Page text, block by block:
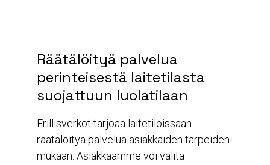
Räätälöityä palvelua
perinteisestä laitetilasta
suojattuun luolatilaan
Erillisverkot tarjoaa laitetiloissaan
räätälöityä palvelua asiakkaiden tarpeiden
mukaan. Asiakkaamme voi valita